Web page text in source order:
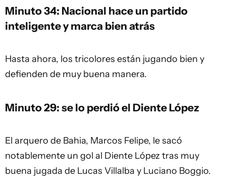
Minuto 34: Nacional hace un partido
inteligente y marca bien atrás
Hasta ahora, los tricolores están jugando bien y
defienden de muy buena manera.
Minuto 29: se lo perdió el Diente López
El arquero de Bahia, Marcos Felipe, le sacó
notablemente un gol al Diente López tras muy
buena jugada de Lucas Villalba y Luciano Boggio.